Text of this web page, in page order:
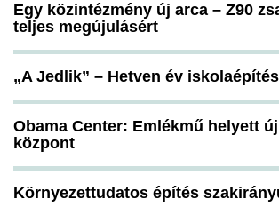
Egy közintézmény új arca – Z90
teljes megújulásért
„A Jedlik” – Hetven év
Obama Center: Emlékmű helyett
központ
Környezettudatos építés